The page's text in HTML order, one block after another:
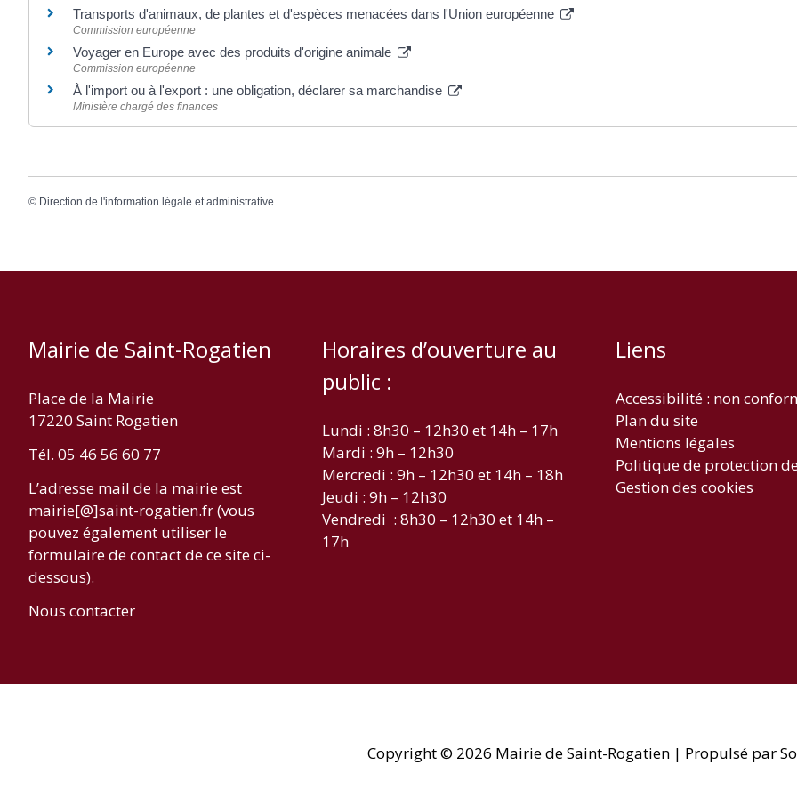
Transports d'animaux, de plantes et d'espèces menacées dans l'Union européenne
Commission européenne
Voyager en Europe avec des produits d'origine animale
Commission européenne
À l'import ou à l'export : une obligation, déclarer sa marchandise
Ministère chargé des finances
© Direction de l'information légale et administrative
Mairie de Saint-Rogatien
Place de la Mairie
17220 Saint Rogatien
Tél. 05 46 56 60 77
L’adresse mail de la mairie est
mairie[@]saint-rogatien.fr (vous
pouvez également utiliser le
formulaire de contact de ce site ci-
dessous).
Nous contacter
Horaires d’ouverture au
public :
Lundi : 8h30 – 12h30 et 14h – 17h
Mardi : 9h – 12h30
Mercredi : 9h – 12h30 et 14h – 18h
Jeudi : 9h – 12h30
Vendredi : 8h30 – 12h30 et 14h –
17h
Liens
Accessibilité : non
Plan du site
Mentions légales
Politique de protection
Gestion des cookies
Copyright © 2026 Mairie de Saint-Rogatien| Propulsé par